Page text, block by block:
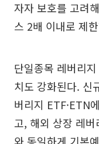
자자 보호를 고려
스 2배 이내로 제
단일종목 레버리
치도 강화된다. 신
버리지 ETF·ETN
고, 해외 상장 레
와 동일하게 기본